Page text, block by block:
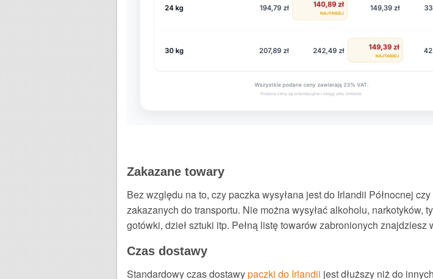
Zakazane towary
Bez względu na to, czy paczka wysyłana jest do Irlandii Północnej
zakazanych do transportu. Nie można wysyłać alkoholu, narkotyków,
gotówki, dzieł sztuki itp. Pełną listę towarów zabronionych znajdziesz
Czas dostawy
Standardowy czas dostawypaczki do Irlandii jest dłuższy niż do